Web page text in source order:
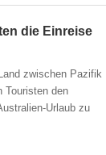
die Einreise
zwischen Pazifik
Touristen den
Urlaub zu